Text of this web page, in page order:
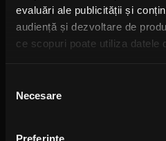
evaluări ale publicității și
audiență și dezvoltare de
ce scopuri poate utiliza datele
Să colectăm
Să vă identificăm
consimțământului
Necesare
Preferinţe
Alte
Ediția 34 Puls